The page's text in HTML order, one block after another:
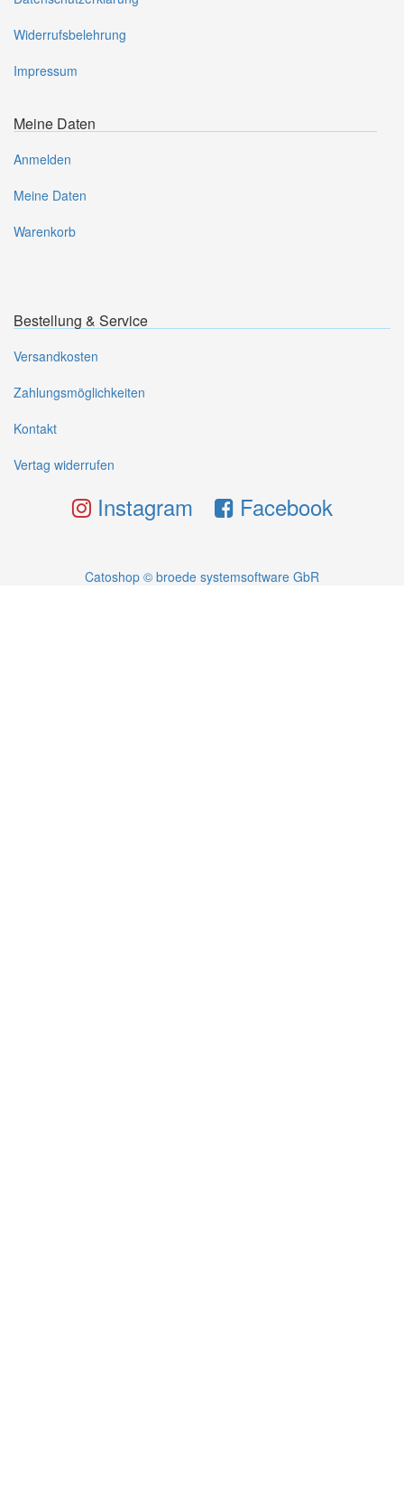
Widerrufsbelehrung
Impressum
Meine Daten
Anmelden
Meine Daten
Warenkorb
Bestellung & Service
Versandkosten
Zahlungsmöglichkeiten
Kontakt
Vertag widerrufen
Instagram Facebook
Catoshop © broede systemsoftware GbR